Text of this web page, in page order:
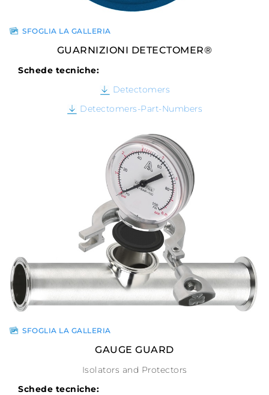
SFOGLIA LA GALLERIA
GUARNIZIONI DETECTOMER®
Schede tecniche:
Detectomers
Detectomers-Part-Numbers
SFOGLIA LA GALLERIA
GAUGE GUARD
Isolators and Protectors
Schede tecniche: